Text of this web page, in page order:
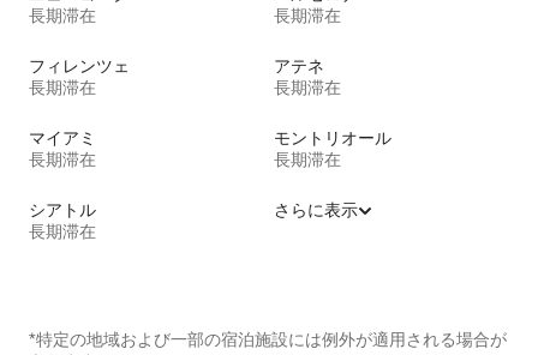
長期滞在
長期滞在
フィレンツェ
長期滞在
アテネ
長期滞在
マイアミ
長期滞在
モントリオール
長期滞在
シアトル
長期滞在
さらに表示
*特定の地域および一部の宿泊施設には例外が適用される場合が